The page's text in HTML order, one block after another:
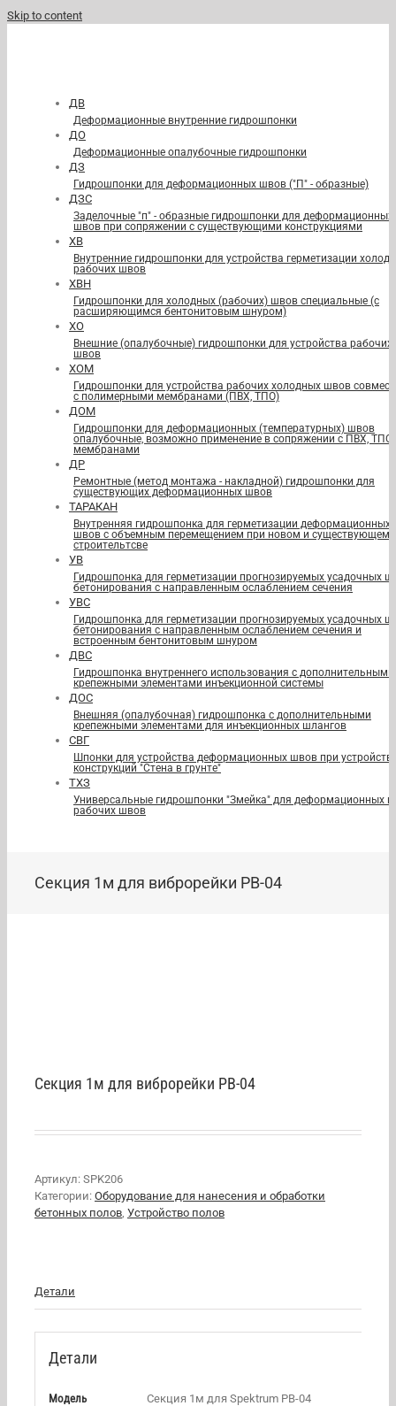
Skip to content
ДВ
Деформационные внутренние гидрошпонки
ДО
Деформационные опалубочные гидрошпонки
ДЗ
Гидрошпонки для деформационных швов ("П" - образные)
ДЗС
Заделочные "п" - образные гидрошпонки для деформационных
швов при сопряжении с существующими конструкциями
ХВ
Внутренние гидрошпонки для устройства герметизации
рабочих швов
ХВН
Гидрошпонки для холодных (рабочих) швов специальные (с
расширяющимся бентонитовым шнуром)
ХО
Внешние (опалубочные) гидрошпонки для устройства рабочих
швов
ХОМ
Гидрошпонки для устройства рабочих холодных швов
с полимерными мембранами (ПВХ, ТПО)
ДОМ
Гидрошпонки для деформационных (температурных) швов
опалубочные, возможно применение в сопряжении с ПВХ, ТПО
мембранами
ДР
Ремонтные (метод монтажа - накладной) гидрошпонки для
существующих деформационных швов
ТАРАКАН
Внутренняя гидрошпонка для герметизации деформационных
швов с объемным перемещением при новом и существующем
строительтсве
УВ
Гидрошпонка для герметизации прогнозируемых усадочных
бетонирования с направленным ослаблением сечения
УВС
Гидрошпонка для герметизации прогнозируемых усадочных
бетонирования с направленным ослаблением сечения и
встроенным бентонитовым шнуром
ДВС
Гидрошпонка внутреннего использования с дополнительными
крепежными элементами инъекционной системы
ДОС
Внешняя (опалубочная) гидрошпонка с дополнительными
крепежными элементами для инъекционных шлангов
СВГ
Шпонки для устройства деформационных швов при
конструкций "Стена в грунте"
ТХЗ
Универсальные гидрошпонки "Змейка" для деформационных и
рабочих швов
Секция 1м для виброрейки РВ-04
Секция 1м для виброрейки РВ-04
Артикул: SPK206
Категории: Оборудование для нанесения и обработки
бетонных полов, Устройство полов
Детали
Детали
Модель
Секция 1м для Spektrum РВ-04